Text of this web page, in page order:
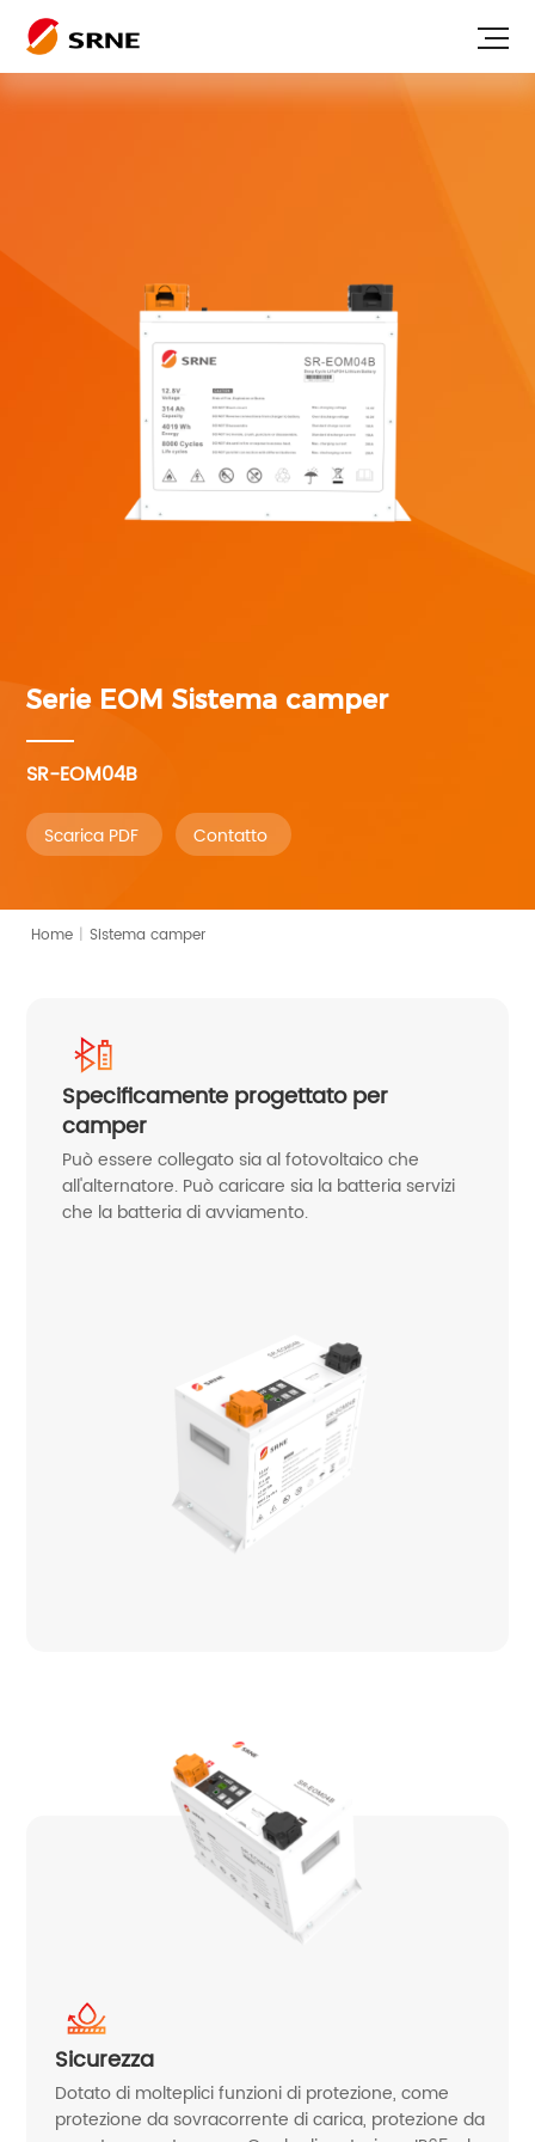
Serie EOMSistema camper
SR-EOM04B
Scarica PDF Contatto
Home | Sistema camper
Specificamente progettato per
camper
Può essere collegato sia al fotovoltaico che
all'alternatore. Può caricare sia la batteria servizi
che la batteria di avviamento.
Sicurezza
Dotato di molteplici funzioni di protezione, come
protezione da sovracorrente di carica, protezione da